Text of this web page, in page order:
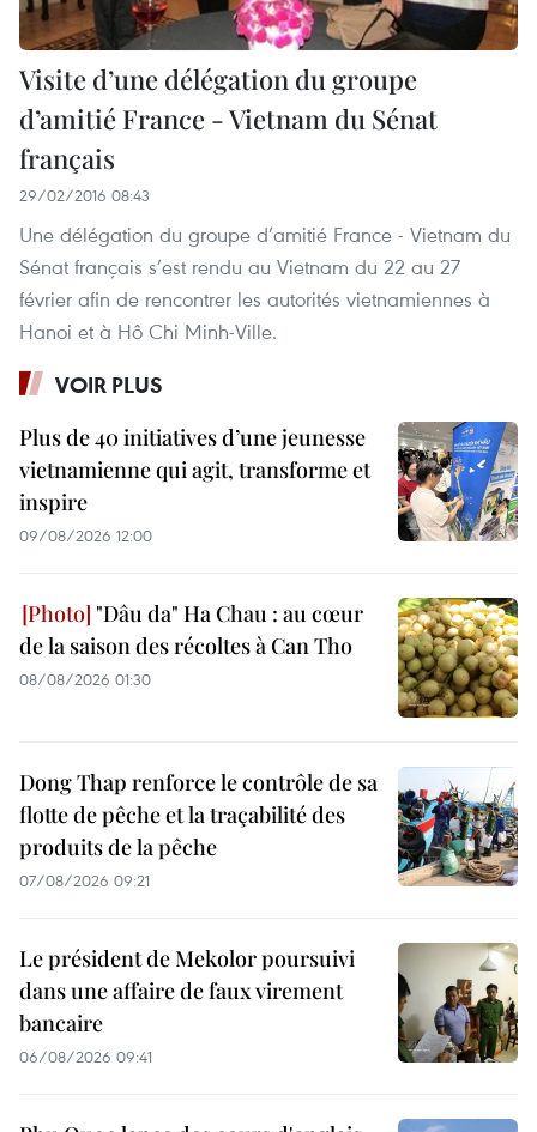
Visite d’une délégation du groupe
d’amitié France - Vietnam du Sénat
français
29/02/2016 08:43
Une délégation du groupe d’amitié France - Vietnam du
Sénat français s’est rendu au Vietnam du 22 au 27
février afin de rencontrer les autorités vietnamiennes à
Hanoi et à Hô Chi Minh-Ville.
VOIR PLUS
Plus de 40 initiatives d’une jeunesse
vietnamienne qui agit, transforme et
inspire
09/08/2026 12:00
"Dâu da" Ha Chau : au cœur
de la saison des récoltes à Can Tho
08/08/2026 01:30
Dong Thap renforce le contrôle de sa
flotte de pêche et la traçabilité des
produits de la pêche
07/08/2026 09:21
Le président de Mekolor poursuivi
dans une affaire de faux virement
bancaire
06/08/2026 09:41